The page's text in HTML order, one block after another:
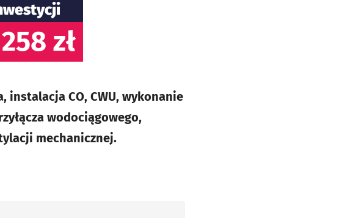
zł
instalacja CO, CWU, wykonanie
wodociągowego,
mechanicznej.